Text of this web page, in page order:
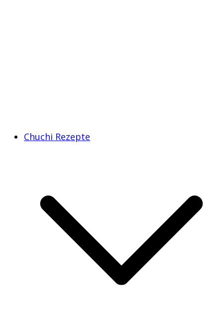
Chuchi Rezepte